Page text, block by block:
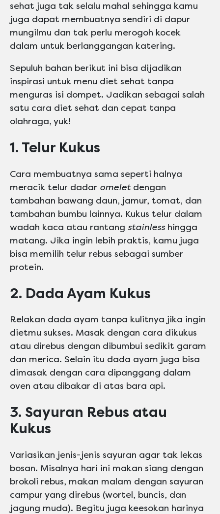
sehat juga tak selalu mahal sehingga kamu
juga dapat membuatnya sendiri di dapur
mungilmu dan tak perlu merogoh kocek
dalam untuk berlanggangan katering.
Sepuluh bahan berikut ini bisa dijadikan
inspirasi untuk menu diet sehat tanpa
menguras isi dompet. Jadikan sebagai salah
satu cara diet sehat dan cepat tanpa
olahraga, yuk!
1. Telur Kukus
Cara membuatnya sama seperti halnya
meracik telur dadar omelet dengan
tambahan bawang daun, jamur, tomat, dan
tambahan bumbu lainnya. Kukus telur dalam
wadah kaca atau rantang stainless hingga
matang. Jika ingin lebih praktis, kamu juga
bisa memilih telur rebus sebagai sumber
protein.
2. Dada Ayam Kukus
Relakan dada ayam tanpa kulitnya jika ingin
dietmu sukses. Masak dengan cara dikukus
atau direbus dengan dibumbui sedikit garam
dan merica. Selain itu dada ayam juga bisa
dimasak dengan cara dipanggang dalam
oven atau dibakar di atas bara api.
3. Sayuran Rebus atau
Kukus
Variasikan jenis-jenis sayuran agar tak lekas
bosan. Misalnya hari ini makan siang dengan
brokoli rebus, makan malam dengan sayuran
campur yang direbus (wortel, buncis, dan
jagung muda). Begitu juga keesokan harinya